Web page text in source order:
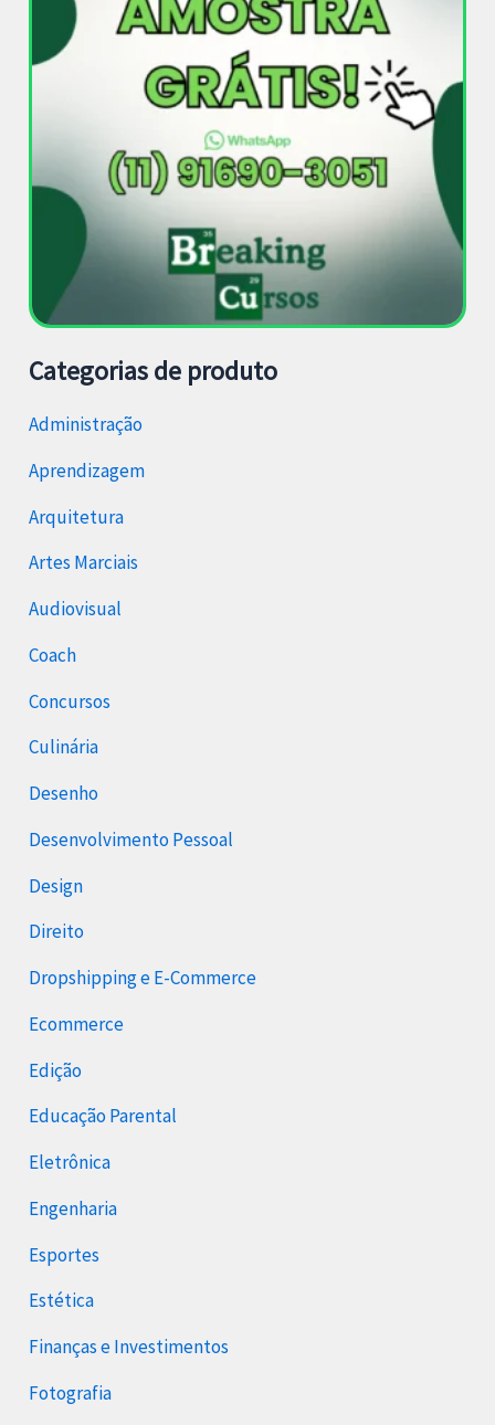
Categorias de produto
Administração
Aprendizagem
Arquitetura
Artes Marciais
Audiovisual
Coach
Concursos
Culinária
Desenho
Desenvolvimento Pessoal
Design
Direito
Dropshipping e E-Commerce
Ecommerce
Edição
Educação Parental
Eletrônica
Engenharia
Esportes
Estética
Finanças e Investimentos
Fotografia